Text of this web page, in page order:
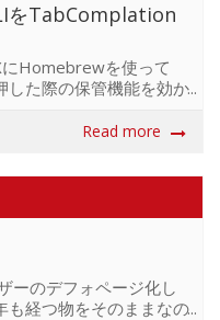
をTabComplation
Homebrewを使って
した際の保管機能を効か
なーと思ったので調べ
~ $ brew install awscli
awscli-
Read more
ーのデフォページ化し
も経つ物をそのままなの